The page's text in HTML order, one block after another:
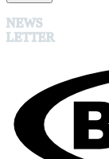
NEWS
LETTER